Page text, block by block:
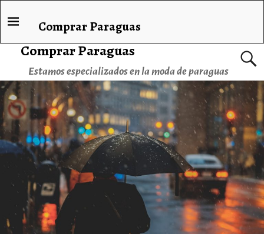
Comprar Paraguas
Estamos especializados en la moda de paraguas
Comprar Paraguas